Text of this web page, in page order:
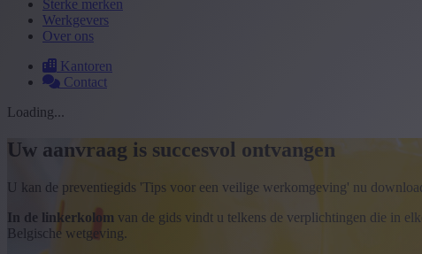
Sterke merken
Werkgevers
Over ons
Kantoren
Contact
Loading...
Uw aanvraag is succesvol ontvangen
U kan de preventiegids 'Tips voor een veilige werkomgeving' nu
In de linkerkolom van de gids vindt u telkens de verplichtingen die in
Belgische wetgeving.